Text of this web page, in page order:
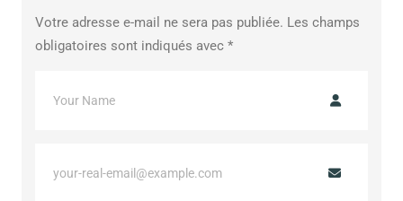
Votre adresse e-mail ne sera pas publiée. Les champs
obligatoires sont indiqués avec *